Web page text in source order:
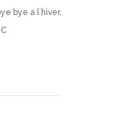
bye a l`hiver.